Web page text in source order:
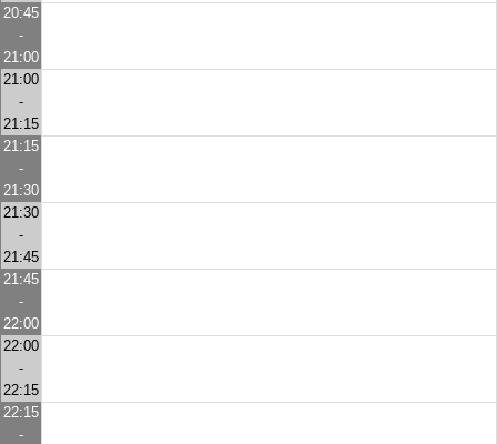
20:45
-
21:00
21:00
-
21:15
21:15
-
21:30
21:30
-
21:45
21:45
-
22:00
22:00
-
22:15
22:15
-